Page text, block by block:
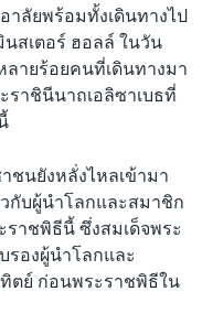
าลัยพร้อมทั้งเดินทางไป
สเตอร์ ฮอลล์ ในวัน
ลายร้อยคนที่เดินทางมา
าชินีนาถเอลิซาเบธที่
ชนยังหลั่งไหลเข้ามา
กับผู้นำโลกและสมาชิก
าชพิธีนี้ ซึ่งสมเด็จพระ
รองผู้นำโลกและ
ตย์ ก่อนพระราชพิธีใน